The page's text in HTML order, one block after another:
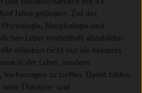
Jahre gefördert. Ziel des
Morphologie und
Leber modellhaft abzubilden.
erlauben nicht nur ein besseres
in der Leber, sondern
Vorhersagen zu treffen. Damit bilden
Therapie- und